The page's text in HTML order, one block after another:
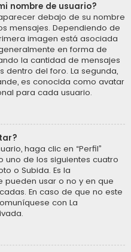
nombre de usuario?
debajo de su nombre
mensajes. Dependiendo de
imagen está asociada
en forma de
la cantidad de mensajes
dentro del foro. La segunda,
es conocida como avatar
para cada usuario.
haga clic en “Perfil”
uno de los siguientes cuatro
o Subida. Es la
pueden usar o no y en que
En caso de que no este
con La